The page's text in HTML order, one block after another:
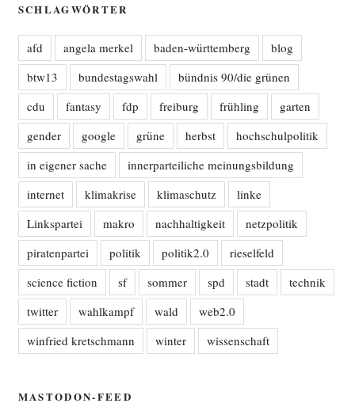
SCHLAGWÖRTER
afd angela merkel baden-württemberg
blog
btw13
bundestagswahl
bündnis 90/die grünen
cdu
fantasy fdp freiburg frühling
garten
gender
google grüne herbst
hochschulpolitik
in eigener sache
innerparteiliche meinungsbildung
internet
klimakrise klimaschutz
linke
Linkspartei
makro nachhaltigkeit
netzpolitik
piratenpartei
politik politik2.0
rieselfeld
science fiction
sf sommer spd stadt
technik
twitter
wahlkampf wald
web2.0
winfried kretschmann
winter wissenschaft
MASTODON-FEED